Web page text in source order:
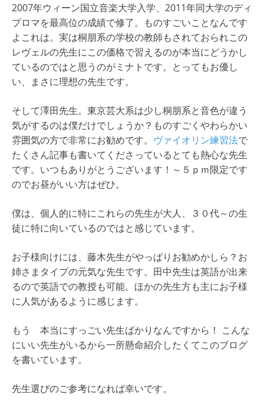
2007年ウィーン国立音楽大学入学、2011年同大学のディ
プロマを最高位の成績で修了。ものすごいことなんです
よこれは。実は桐朋系の学校の教師もされておられこの
レヴェルの先生にこの価格で習えるのが本当にどうかし
ているのではと思うのがミナトです。とってもお優し
い、まさに理想の先生です。
そして澤田先生。東京芸大系は少し桐朋系と音色が違う
気がするのは僕だけでしょうか？ものすごくやわらかい
雰囲気の方で非常にお勧めです。 ヴァイオリン練習法で
たくさん記事も書いてくださっているとても熱心な先生
です。いつもありがとうございます！～５ｐｍ限定です
のでお昼がいい方はぜひ。
僕は、個人的に特にこれらの先生が大人、３０代～の生
徒に特に向いているのではと感じています。
お子様向けには、藤木先生がやっぱりお勧めかしら？お
姉さまタイプの元気な先生です。田中先生は英語が出来
るので英語での教授も可能。ほかの先生方も主にお子様
に人気があるように感じます。
もう 本当にすっごい先生ばかりなんですから！ こんな
にいい先生がいるから一所懸命紹介したくてこのブログ
を書いています。
先生選びのご参考になれば幸いです。